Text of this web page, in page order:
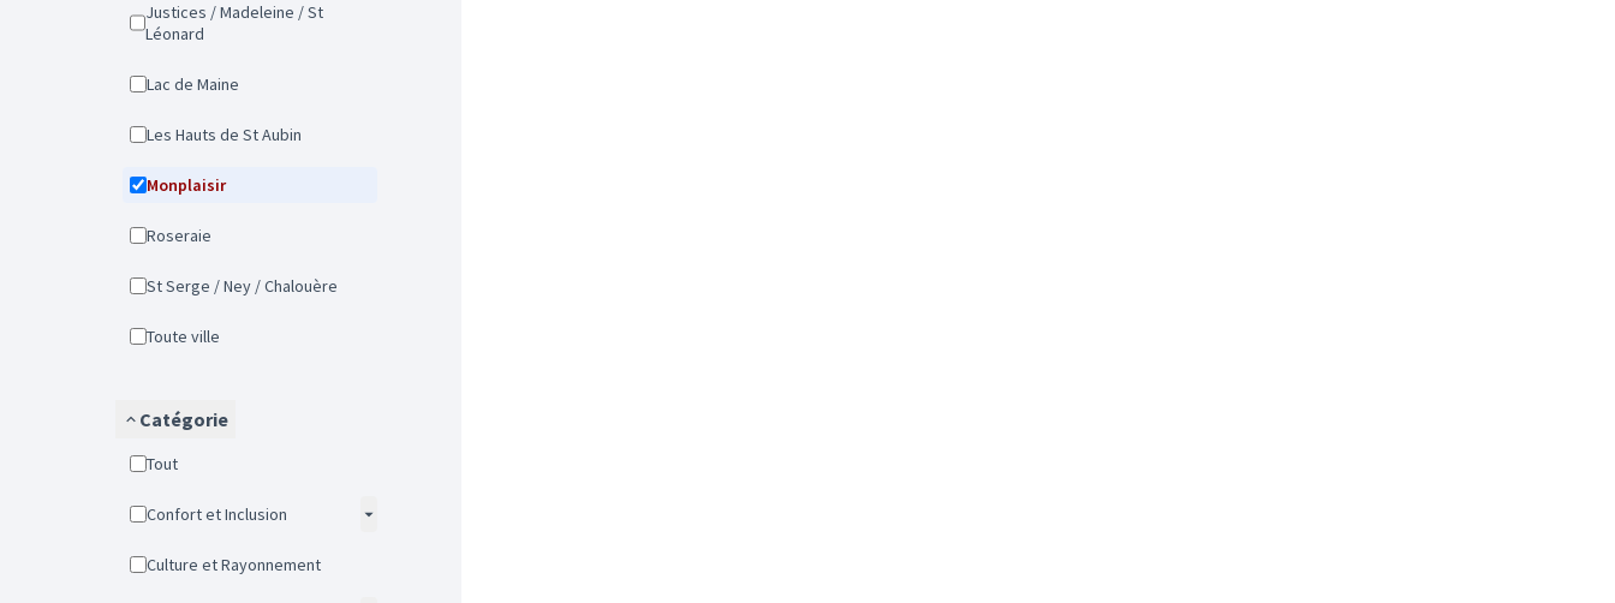
Justices / Madeleine / St
Léonard
Lac de Maine
Les Hauts de St Aubin
Monplaisir
Roseraie
St Serge / Ney / Chalouère
Toute ville
Catégorie
Tout
Confort et Inclusion
Culture et Rayonnement